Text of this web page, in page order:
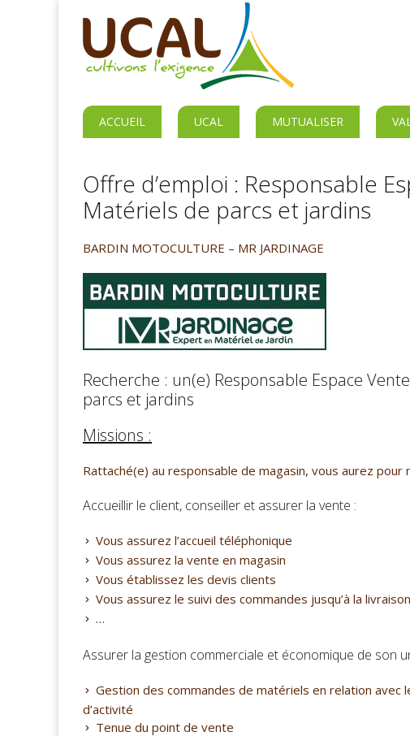
ACCUEIL UCAL MUTUALISER
Offre d’emploi : Responsable
Matériels de parcs et jardins
BARDIN MOTOCULTURE – MR JARDINAGE
Recherche : un(e) Responsable Espace
parcs et jardins
Missions :
Rattaché(e) au responsable de magasin, vous aurez pour
Accueillir le client, conseiller et assurer la vente :
Vous assurez l’accueil téléphonique
Vous assurez la vente en magasin
Vous établissez les devis clients
Vous assurez le suivi des commandes jusqu’à la
…
Assurer la gestion commerciale et économique de son
Gestion des commandes de matériels en relation avec
d’activité
Tenue du point de vente